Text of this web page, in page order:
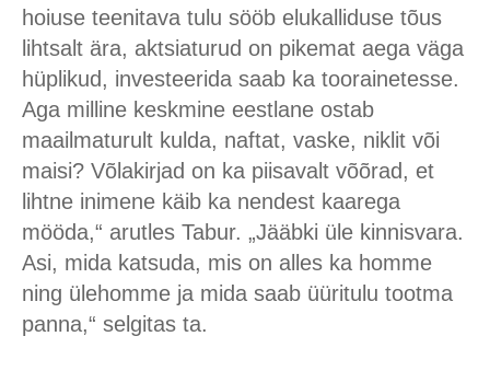
hoiuse teenitava tulu sööb elukalliduse tõus
lihtsalt ära, aktsiaturud on pikemat aega väga
hüplikud, investeerida saab ka toorainetesse.
Aga milline keskmine eestlane ostab
maailmaturult kulda, naftat, vaske, niklit või
maisi? Võlakirjad on ka piisavalt võõrad, et
lihtne inimene käib ka nendest kaarega
mööda,“ arutles Tabur. „Jääbki üle kinnisvara.
Asi, mida katsuda, mis on alles ka homme
ning ülehomme ja mida saab üüritulu tootma
panna,“ selgitas ta.